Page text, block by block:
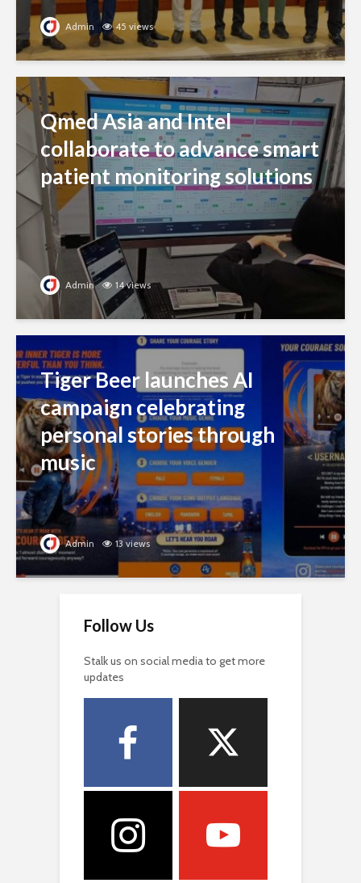
Admin 45 views
Qmed Asia and Intel
collaborate to advance smart
patient monitoring solutions
Admin 14 views
Tiger Beer launches AI
campaign celebrating
personal stories through
music
Admin 13 views
Follow Us
Stalk us on social media to get more
updates